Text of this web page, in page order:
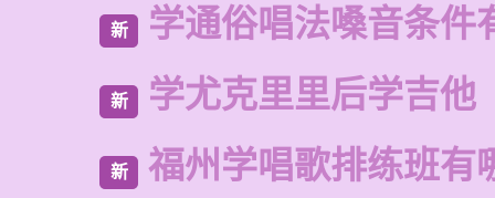
新 学通俗唱法嗓音条件
新 学尤克里里后学吉他
新 福州学唱歌排练班有